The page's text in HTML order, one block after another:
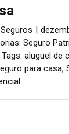
|
Seguro
Tags: aluguel de
para casa,